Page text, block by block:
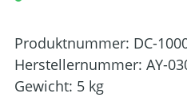
Produktnummer: DC-
Herstellernummer: AY-
Gewicht: 5 kg